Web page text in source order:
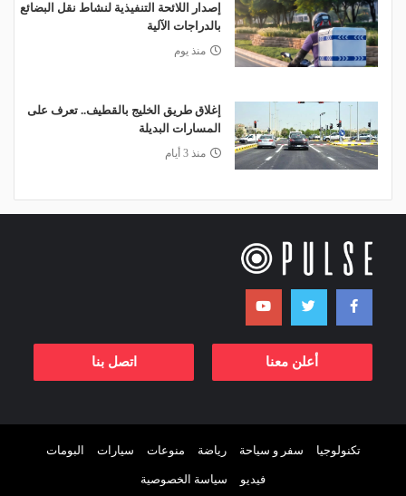
إصدار اللائحة التنفيذية لنشاط نقل البضائع
بالدراجات الآلية
منذ يوم
إغلاق طريق الخليج بالقطيف.. تعرف على
المسارات البديلة
منذ 3 أيام
أعلن معنا اتصل بنا
تكنولوجيا سفر و سياحة رياضة منوعات سيارات البومات
فيديو سياسة الخصوصية